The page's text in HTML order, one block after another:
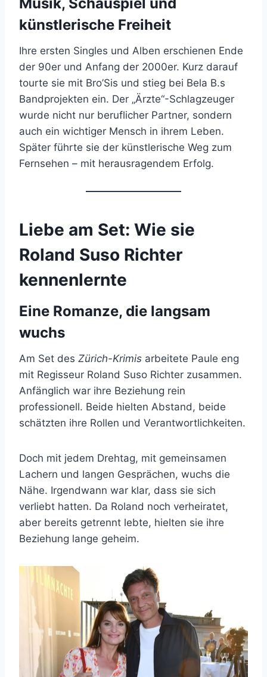
künstlerische Freiheit
Ihre ersten Singles und Alben erschienen Ende
der 90er und Anfang der 2000er. Kurz darauf
tourte sie mit Bro’Sis und stieg bei Bela B.s
Bandprojekten ein. Der „Ärzte“-Schlagzeuger
wurde nicht nur beruflicher Partner, sondern
auch ein wichtiger Mensch in ihrem Leben.
Später führte sie der künstlerische Weg zum
Fernsehen – mit herausragendem Erfolg.
Liebe am Set: Wie sie
Roland Suso Richter
kennenlernte
Eine Romanze, die langsam
wuchs
Am Set des Zürich-Krimis arbeitete Paule eng
mit Regisseur Roland Suso Richter zusammen.
Anfänglich war ihre Beziehung rein
professionell. Beide hielten Abstand, beide
schätzten ihre Rollen und Verantwortlichkeiten.
Doch mit jedem Drehtag, mit gemeinsamen
Lachern und langen Gesprächen, wuchs die
Nähe. Irgendwann war klar, dass sie sich
verliebt hatten. Da Roland noch verheiratet,
aber bereits getrennt lebte, hielten sie ihre
Beziehung lange geheim.